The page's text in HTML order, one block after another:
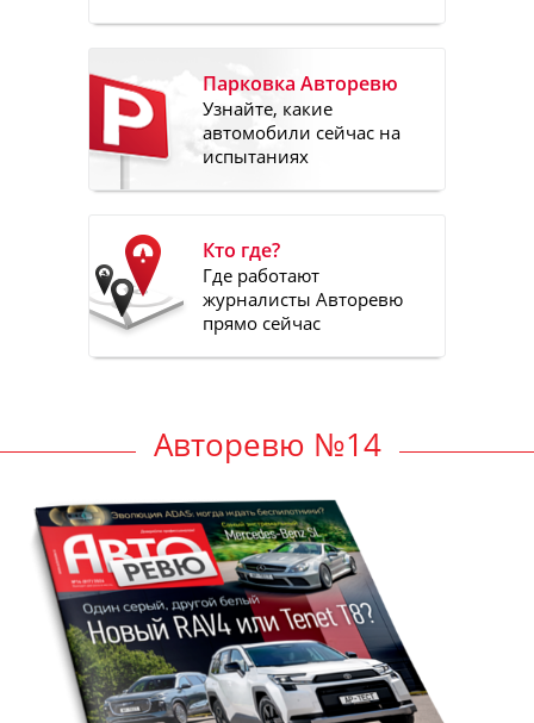
Парковка Авторевю
Узнайте, какие
автомобили сейчас на
испытаниях
Кто где?
Где работают
журналисты Авторевю
прямо сейчас
Авторевю №14